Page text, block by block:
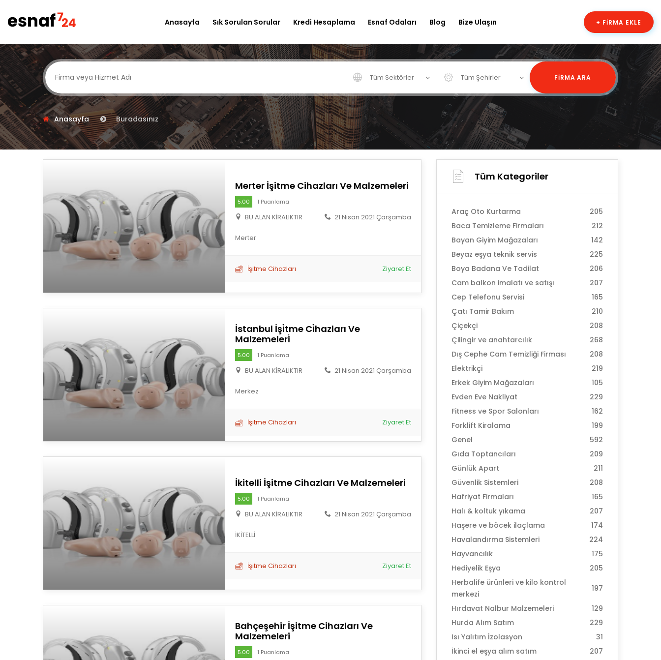
Anasayfa Sık Sorulan Sorular Kredi Hesaplama Esnaf Odaları Blog Bize Ulaşın + FIRMA EKLE
Tüm Sektörler Tüm Şehirler FIRMA ARA
Anasayfa Buradasınız
Merter İşitme Cihazları Ve Malzemeleri
5.00 1 Puanlama
BU ALAN KİRALIKTIR 21 Nisan 2021 Çarşamba
Merter
İşitme Cihazları Ziyaret Et
İstanbul İşi̇tme Ci̇hazları Ve
Malzemeleri̇
5.00 1 Puanlama
BU ALAN KİRALIKTIR 21 Nisan 2021 Çarşamba
Merkez
İşitme Cihazları Ziyaret Et
İkitelli İşitme Cihazları Ve Malzemeleri
5.00 1 Puanlama
BU ALAN KİRALIKTIR 21 Nisan 2021 Çarşamba
İKİTELLİ
İşitme Cihazları Ziyaret Et
Bahçeşehir İşitme Cihazları Ve
Malzemeleri
5.00 1 Puanlama
Tüm Kategoriler
Araç Oto Kurtarma
205
Baca Temizleme Firmaları
212
Bayan Giyim Mağazaları
142
Beyaz eşya teknik servis
225
Boya Badana Ve Tadilat
206
Cam balkon imalatı ve satışı
207
Cep Telefonu Servisi
165
Çatı Tamir Bakım
210
Çiçekçi
208
Çilingir ve anahtarcılık
268
Dış Cephe Cam Temizliği Firması
208
Elektrikçi
219
Erkek Giyim Mağazaları
105
Evden Eve Nakliyat
229
Fitness ve Spor Salonları
162
Forklift Kiralama
199
Genel
592
Gıda Toptancıları
209
Günlük Apart
211
Güvenlik Sistemleri
208
Hafriyat Firmaları
165
Halı & koltuk yıkama
207
Haşere ve böcek ilaçlama
174
Havalandırma Sistemleri
224
Hayvancılık
175
Hediyelik Eşya
205
Herbalife ürünleri ve kilo kontrol
merkezi
197
Hırdavat Nalbur Malzemeleri
129
Hurda Alım Satım
229
Isı Yalıtım İzolasyon
31
İkinci el eşya alım satım
207